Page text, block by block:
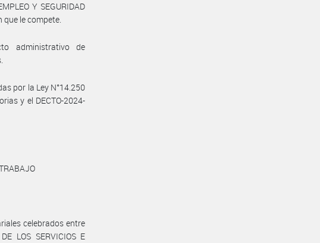
Y SEGURIDAD
que le compete.
administrativo de
por la Ley N°14.250
y el DECTO-2024-
celebrados entre
LOS SERVICIOS E